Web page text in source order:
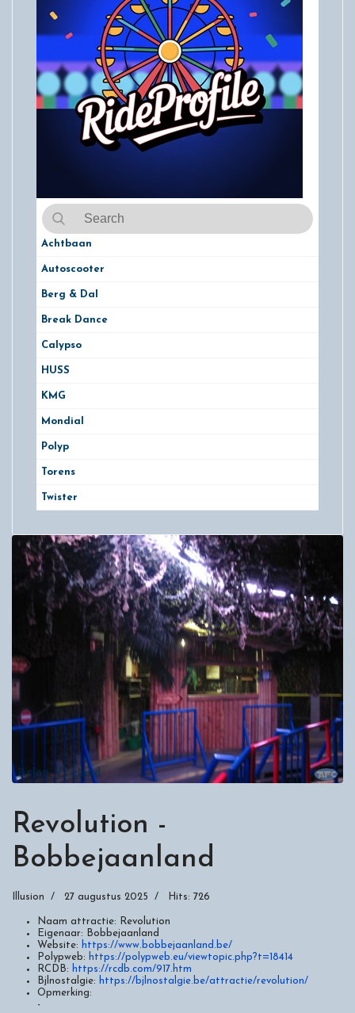
Achtbaan
Autoscooter
Berg & Dal
Break Dance
Calypso
HUSS
KMG
Mondial
Polyp
Torens
Twister
Revolution -
Bobbejaanland
Illusion 27 augustus 2025 Hits: 726
Naam attractie:
Revolution
Eigenaar:
Bobbejaanland
Website: https://www.bobbejaanland.be/
Polypweb: https://polypweb.eu/viewtopic.php?t=18414
RCDB: https://rcdb.com/917.htm
Bjlnostalgie: https://bjlnostalgie.be/attractie/revolution/
Opmerking:
-